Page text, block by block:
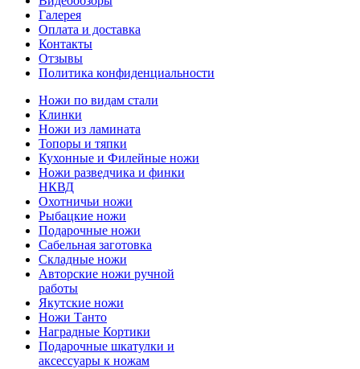
Галерея
Оплата и доставка
Контакты
Отзывы
Политика конфиденциальности
Ножи по видам стали
Клинки
Ножи из ламината
Топоры и тяпки
Кухонные и Филейные ножи
Ножи разведчика и финки
НКВД
Охотничьи ножи
Рыбацкие ножи
Подарочные ножи
Сабельная заготовка
Складные ножи
Авторские ножи ручной
работы
Якутские ножи
Ножи Танто
Наградные Кортики
Подарочные шкатулки и
аксессуары к ножам